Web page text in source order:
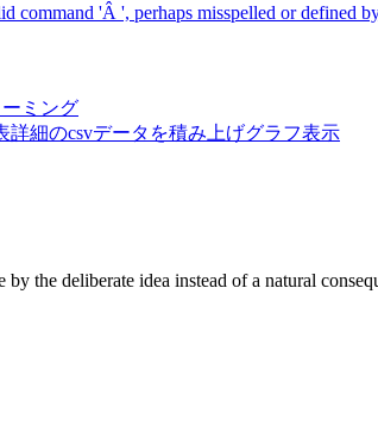
'Â ', perhaps misspelled or defined
ーミング
詳細のcsvデータを積み上げグラフ表示
the deliberate idea instead of a natural